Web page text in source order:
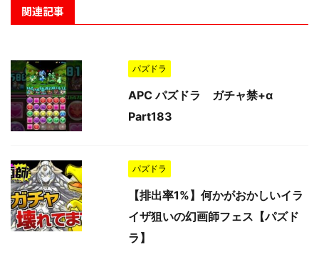
関連記事
パズドラ
APC パズドラ ガチャ禁+α
Part183
パズドラ
【排出率1%】何かがおかしいイラ
イザ狙いの幻画師フェス【パズド
ラ】